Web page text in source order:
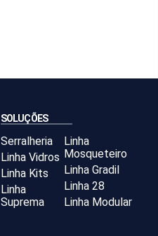
SOLUÇÕES
Serralheria
Linha Vidros
Linha Kits
Linha
Suprema
Linha
Mosqueteiro
Linha Gradil
Linha 28
Linha Modular